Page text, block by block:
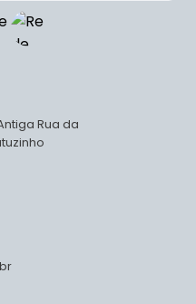
Rua da